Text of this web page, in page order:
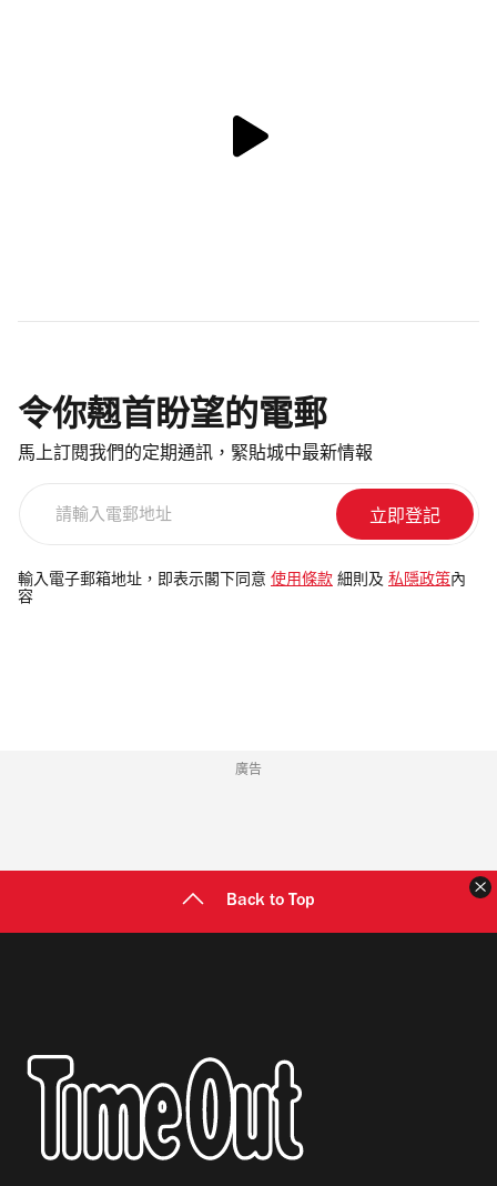
令你翹首盼望的電郵
馬上訂閱我們的定期通訊，緊貼城中最新情報
電
郵
輸入電子郵箱地址，即表示閣下同意 使用條款 細則及 私隱政策 內
容
廣告
Back to Top